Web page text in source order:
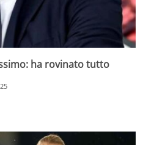
ha rovinato tutto